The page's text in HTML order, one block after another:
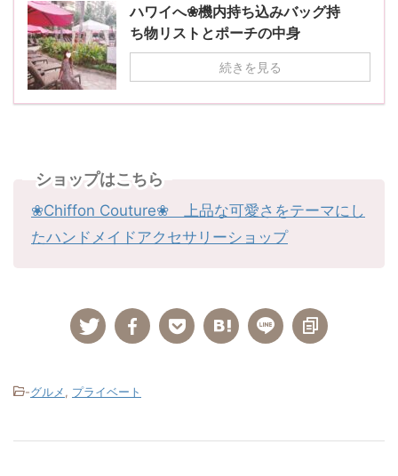
ハワイへ❀機内持ち込みバッグ持
ち物リストとポーチの中身
続きを見る
ショップはこちら
❀Chiffon Couture❀ 上品な可愛さをテーマにし
たハンドメイドアクセサリーショップ
-グルメ, プライベート